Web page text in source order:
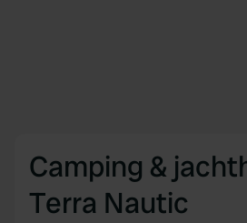
Camping &
Terra Nautic